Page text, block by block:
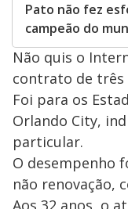
Pato não fez
campeão do
Não quis o
contrato de três
Foi para os
Orlando City,
particular.
O desempenho
não renovação,